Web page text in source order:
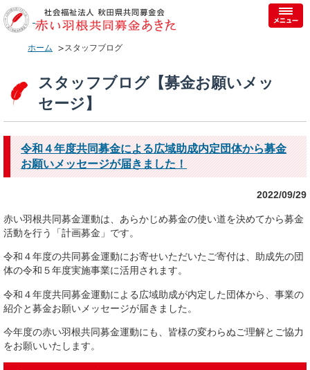
ホーム スタッフブログ
スタッフブログ【募金お願いメッ
セージ】
令和４年度共同募金による広域助成内定団体から募金
お願いメッセージが届きました！
2022/09/29
赤い羽根共同募金運動は、あらかじめ募金の使い道を決めてから募金
活動を行う「計画募金」です。
令和４年度の共同募金運動にお寄せいただいたご寄付は、助成先の団
体の令和５年度実施事業に活用されます。
令和４年度共同募金運動による広域助成が内定した団体から、事業の
紹介と募金お願いメッセージが届きました。
今年度の赤い羽根共同募金運動にも、皆様の変わらぬご理解とご協力
をお願いいたします。